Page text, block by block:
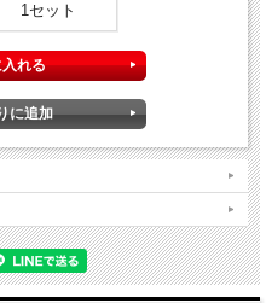
1セット